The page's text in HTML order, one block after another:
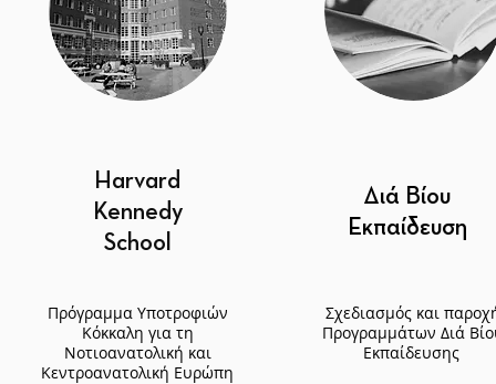
Harvard
Kennedy
School
Πρόγραμμα Υποτροφιών
Κόκκαλη για τη
Νοτιοανατολική και
Κεντροανατολική Ευρώπη
Διά Βίου
Εκπαίδευση
Σχεδιασμός και
Προγραμμάτων Διά
Εκπαίδευσης